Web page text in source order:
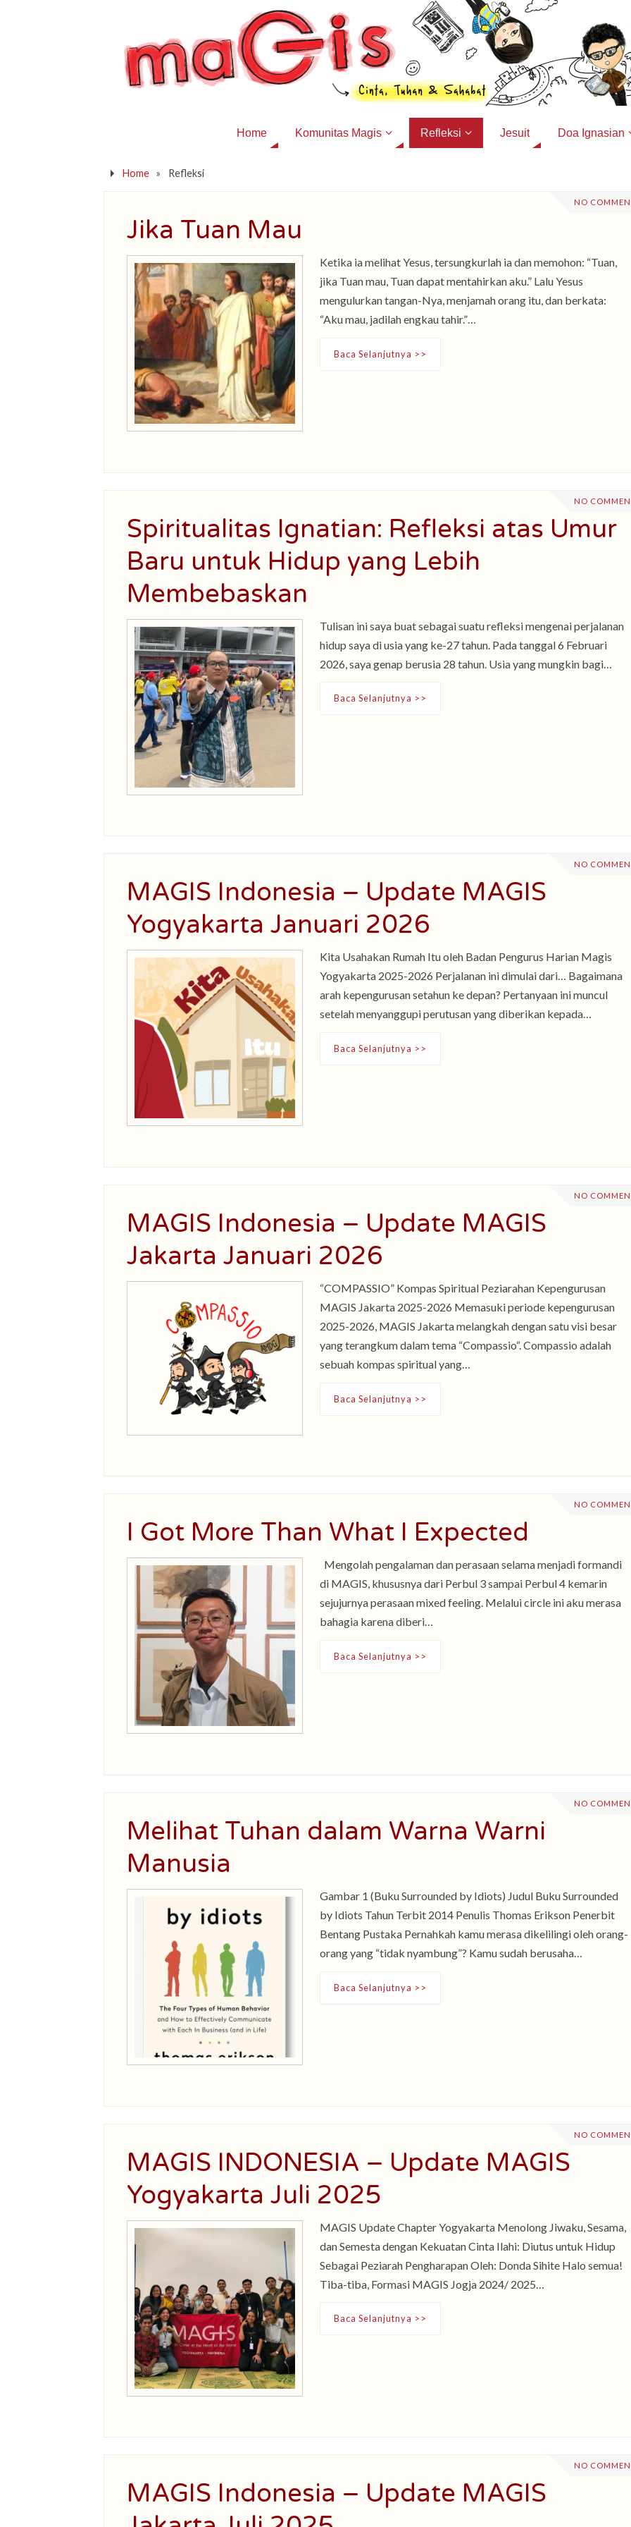
Home Komunitas Magis Refleksi Jesuit Doa Ignasian
Home » Refleksi
NO
Jika Tuan Mau
Ketika ia melihat Yesus, tersungkurlah ia dan memohon: “Tuan,
jika Tuan mau, Tuan dapat mentahirkan aku.” Lalu Yesus
mengulurkan tangan-Nya, menjamah orang itu, dan berkata:
“Aku mau, jadilah engkau tahir.”…
Baca Selanjutnya >>
NO
Spiritualitas Ignatian: Refleksi atas Umur
Baru untuk Hidup yang Lebih
Membebaskan
Tulisan ini saya buat sebagai suatu refleksi mengenai perjalanan
hidup saya di usia yang ke-27 tahun. Pada tanggal 6 Februari
2026, saya genap berusia 28 tahun. Usia yang mungkin bagi…
Baca Selanjutnya >>
NO
MAGIS Indonesia – Update MAGIS
Yogyakarta Januari 2026
Kita Usahakan Rumah Itu oleh Badan Pengurus Harian Magis
Yogyakarta 2025-2026 Perjalanan ini dimulai dari… Bagaimana
arah kepengurusan setahun ke depan? Pertanyaan ini muncul
setelah menyanggupi perutusan yang diberikan kepada…
Baca Selanjutnya >>
NO
MAGIS Indonesia – Update MAGIS
Jakarta Januari 2026
“COMPASSIO” Kompas Spiritual Peziarahan Kepengurusan
MAGIS Jakarta 2025-2026 Memasuki periode kepengurusan
2025-2026, MAGIS Jakarta melangkah dengan satu visi besar
yang terangkum dalam tema “Compassio“. Compassio adalah
sebuah kompas spiritual yang…
Baca Selanjutnya >>
NO
I Got More Than What I Expected
Mengolah pengalaman dan perasaan selama menjadi formandi
di MAGIS, khususnya dari Perbul 3 sampai Perbul 4 kemarin
sejujurnya perasaan mixed feeling. Melalui circle ini aku merasa
bahagia karena diberi…
Baca Selanjutnya >>
NO
Melihat Tuhan dalam Warna Warni
Manusia
Gambar 1 (Buku Surrounded by Idiots) Judul Buku Surrounded
by Idiots Tahun Terbit 2014 Penulis Thomas Erikson Penerbit
Bentang Pustaka Pernahkah kamu merasa dikelilingi oleh orang-
orang yang “tidak nyambung”? Kamu sudah berusaha…
Baca Selanjutnya >>
NO
MAGIS INDONESIA – Update MAGIS
Yogyakarta Juli 2025
MAGIS Update Chapter Yogyakarta Menolong Jiwaku, Sesama,
dan Semesta dengan Kekuatan Cinta Ilahi: Diutus untuk Hidup
Sebagai Peziarah Pengharapan Oleh: Donda Sihite Halo semua!
Tiba-tiba, Formasi MAGIS Jogja 2024/ 2025…
Baca Selanjutnya >>
NO
MAGIS Indonesia – Update MAGIS